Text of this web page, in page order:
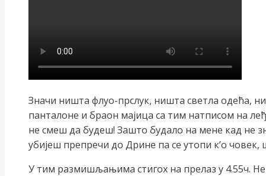
Значи ништа флуо-прслук, ништа светла одећа,
панталоне и браон мајица са тим натписом на
не смеш да будеш! Зашто будало на мене кад не
убијеш препречи до Дрине па се утопи к’о
У тим размишљањима стигох на прелаз у 4.55ч.